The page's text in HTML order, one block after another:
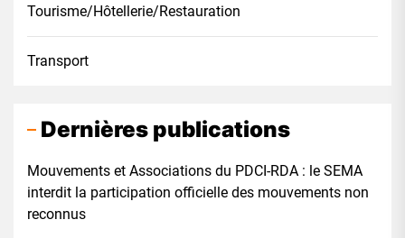
Tourisme/Hôtellerie/Restauration
Transport
Dernières publications
Mouvements et Associations du PDCI-RDA : le SEMA
interdit la participation officielle des mouvements non
reconnus